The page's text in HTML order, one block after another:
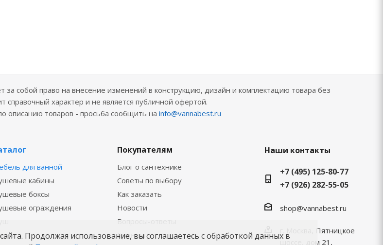
собой право на внесение изменений в конструкцию, дизайн и комплектацию товара без
характер и не является публичной офертой.
описанию товаров - просьба сообщить на info@vannabest.ru
для ванной
кабины
боксы
ограждения
Покупателям
Блог о сантехнике
Советы по выбору
Как заказать
Новости
Вопросы-ответы
Бренды
Наши контакты
+7 (495) 125-80-77
+7 (926) 282-55-05
shop@vannabest.ru
г. Москва, Пятницкое
шоссе, дом 21,
Продолжая использование, вы соглашаетесь с обработкой данных в